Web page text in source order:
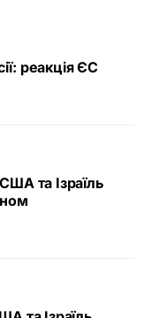
реакція ЄС
та Ізраїль